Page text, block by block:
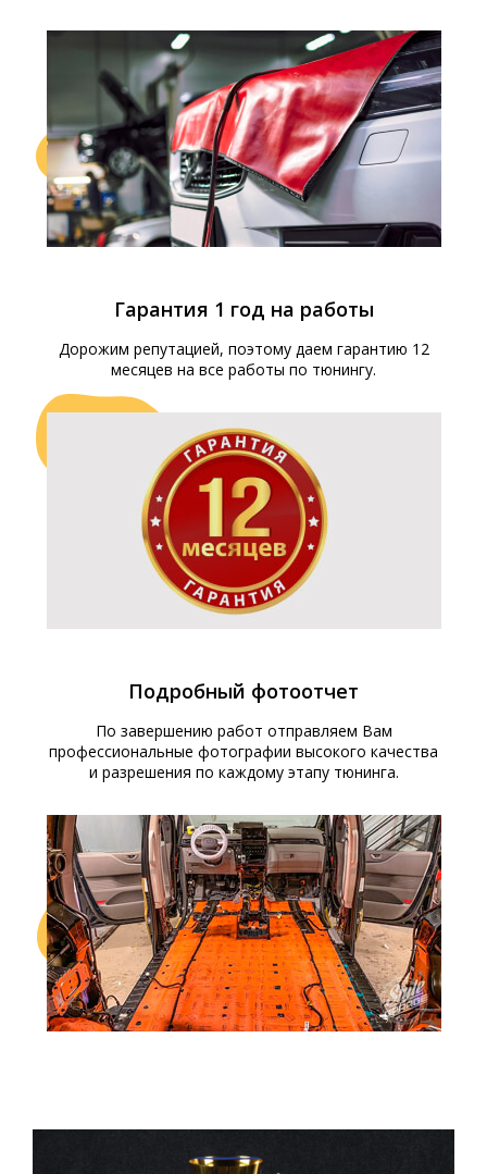
Гарантия 1 год на работы
Дорожим репутацией, поэтому даем гарантию 12
месяцев на все работы по тюнингу.
Подробный фотоотчет
По завершению работ отправляем Вам
профессиональные фотографии высокого качества
и разрешения по каждому этапу тюнинга.